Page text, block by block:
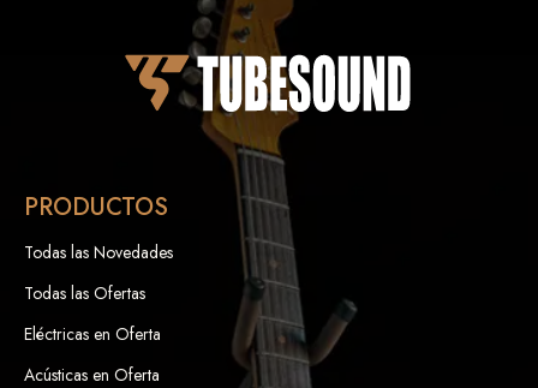
PRODUCTOS
Todas las Novedades
Todas las Ofertas
Eléctricas en Oferta
Acústicas en Oferta